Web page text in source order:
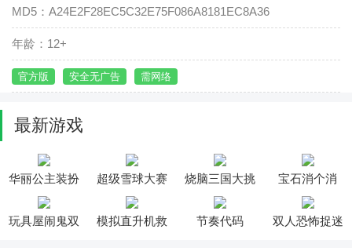
MD5：A24E2F28EC5C32E75F086A8181EC8A36
年龄：12+
官方版 安全无广告 需网络
最新游戏
华丽公主装扮
化妆
超级雪球大赛
烧脑三国大挑
战
宝石消个消
玩具屋闹鬼双
模拟直升机救
节奏代码
双人恐怖捉迷